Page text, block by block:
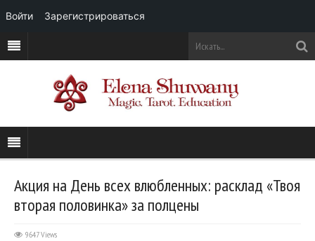
Акция на День всех влюбленных: расклад «Твоя
вторая половинка» за полцены
9647 Views
Войти Зарегистрироваться